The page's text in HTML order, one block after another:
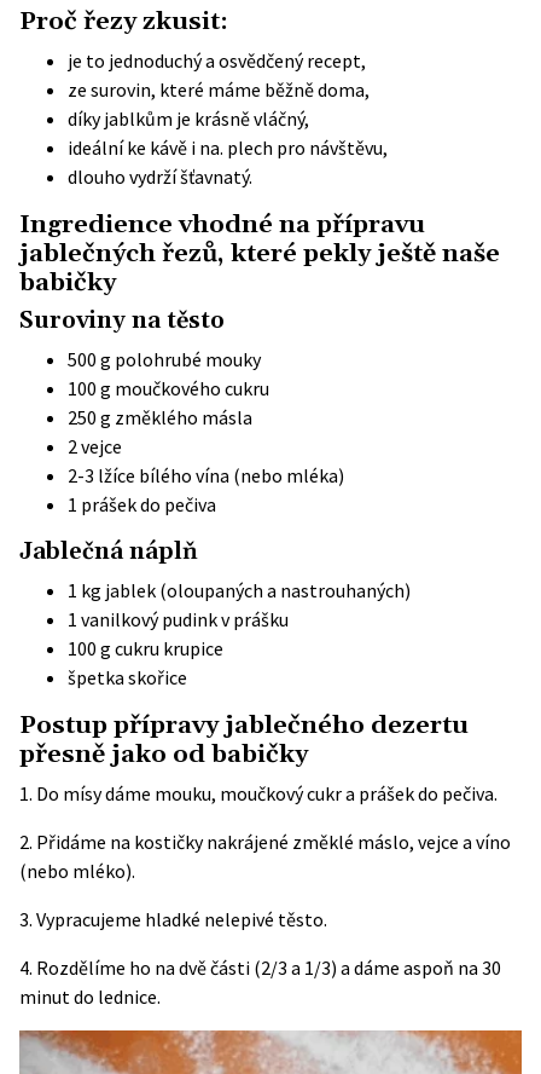
Proč řezy zkusit:
je to jednoduchý a osvědčený recept,
ze surovin, které máme běžně doma,
díky jablkům je krásně vláčný,
ideální ke kávě i na. plech pro návštěvu,
dlouho vydrží šťavnatý.
Ingredience vhodné na přípravu
jablečných řezů, které pekly ještě naše
babičky
Suroviny na těsto
500 g polohrubé mouky
100 g moučkového cukru
250 g změklého másla
2 vejce
2-3 lžíce bílého vína (nebo mléka)
1 prášek do pečiva
Jablečná náplň
1 kg jablek (oloupaných a nastrouhaných)
1 vanilkový pudink v prášku
100 g cukru krupice
špetka skořice
Postup přípravy jablečného dezertu
přesně jako od babičky
1. Do mísy dáme mouku, moučkový cukr a prášek do pečiva.
2. Přidáme na kostičky nakrájené změklé máslo, vejce a víno
(nebo mléko).
3. Vypracujeme hladké nelepivé těsto.
4. Rozdělíme ho na dvě části (2/3 a 1/3) a dáme aspoň na 30
minut do lednice.